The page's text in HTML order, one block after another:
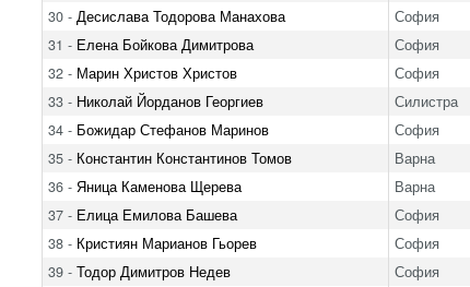
30 - Десислава Тодорова Манахова София
31 - Елена Бойкова Димитрова София
32 - Марин Христов Христов София
33 - Николай Йорданов Георгиев Силистра
34 - Божидар Стефанов Маринов София
35 - Константин Константинов Томов Варна
36 - Яница Каменова Щерева Варна
37 - Елица Емилова Башева София
38 - Кристиян Марианов Гьорев София
39 - Тодор Димитров Недев София